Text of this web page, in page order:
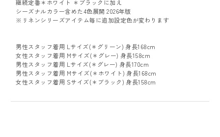
継続定番＊ホワイト ＊ブラックに加え
シーズナルカラー含めた4色展開 2026年版
※リネンシリーズアイテム毎に追加設定色が変わります
男性スタッフ着用 Lサイズ(＊グリーン) 身長168cm
女性スタッフ着用 Mサイズ(＊グレー) 身長158cm
男性スタッフ着用 Lサイズ(＊グレー) 身長170cm
男性スタッフ着用 Mサイズ(＊ホワイト) 身長168cm
女性スタッフ着用 Sサイズ(＊ブラック) 身長158cm